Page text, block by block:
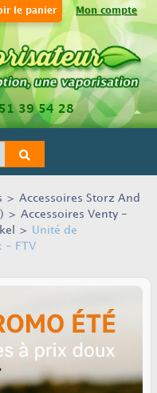
Mon compte
le panier
39 54 28
> Accessoires Storz And
> Accessoires Venty -
> Unité de
- FTV